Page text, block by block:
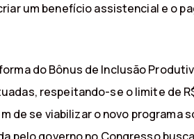
um benefício assistencial e o
do Bônus de Inclusão
respeitando-se o limite de
de se viabilizar o novo programa